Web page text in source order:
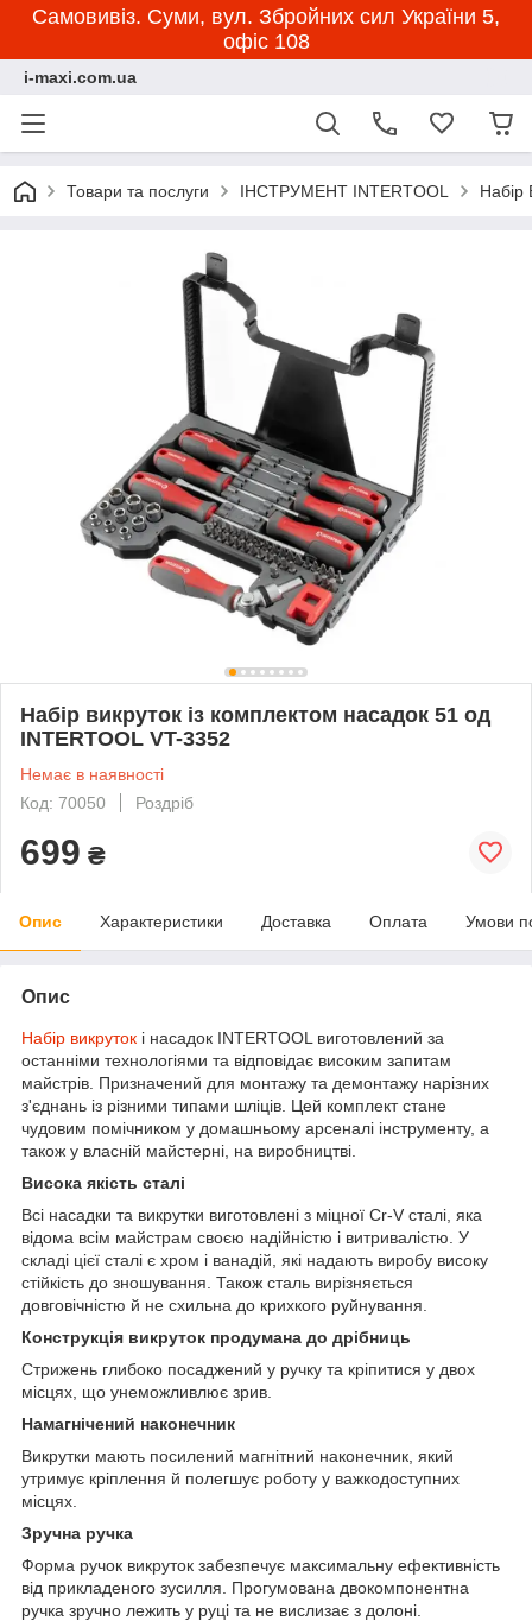
Самовивіз. Суми, вул. Збройних сил України 5,
офіс 108
i-maxi.com.ua
Товари та послуги ІНСТРУМЕНТ INTERTOOL Набір
Набір викруток із комплектом насадок 51 од
INTERTOOL VT-3352
Немає в наявності
Код: 70050
Роздріб
699 ₴
Опис Характеристики Доставка Оплата Умови
Опис
Набір викруток і насадок INTERTOOL виготовлений за
останніми технологіями та відповідає високим запитам
майстрів. Призначений для монтажу та демонтажу нарізних
з'єднань із різними типами шліців. Цей комплект стане
чудовим помічником у домашньому арсеналі інструменту, а
також у власній майстерні, на виробництві.
Висока якість сталі
Всі насадки та викрутки виготовлені з міцної Cr-V сталі, яка
відома всім майстрам своєю надійністю і витривалістю. У
складі цієї сталі є хром і ванадій, які надають виробу високу
стійкість до зношування. Також сталь вирізняється
довговічністю й не схильна до крихкого руйнування.
Конструкція викруток продумана до дрібниць
Стрижень глибоко посаджений у ручку та кріпитися у двох
місцях, що унеможливлює зрив.
Намагнічений наконечник
Викрутки мають посилений магнітний наконечник, який
утримує кріплення й полегшує роботу у важкодоступних
місцях.
Зручна ручка
Форма ручок викруток забезпечує максимальну ефективність
від прикладеного зусилля. Прогумована двокомпонентна
ручка зручно лежить у руці та не вислизає з долоні.